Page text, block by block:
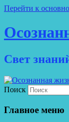
Перейти к
Свет
Поиск
Главное меню